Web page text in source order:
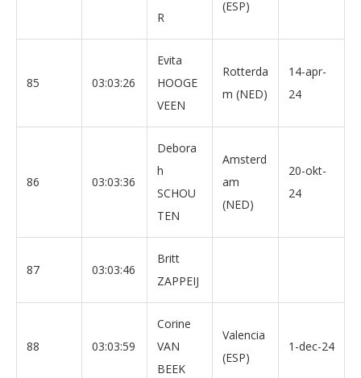
R
(ESP)
85 03:03:26
Evita
HOOGE
VEEN
Rotterda
m (NED)
14-apr-
24
86 03:03:36
Debora
h
SCHOU
TEN
Amsterd
am
(NED)
20-okt-
24
87 03:03:46
Britt
ZAPPEIJ
88 03:03:59
Corine
VAN
BEEK
Valencia
(ESP)
1-dec-24